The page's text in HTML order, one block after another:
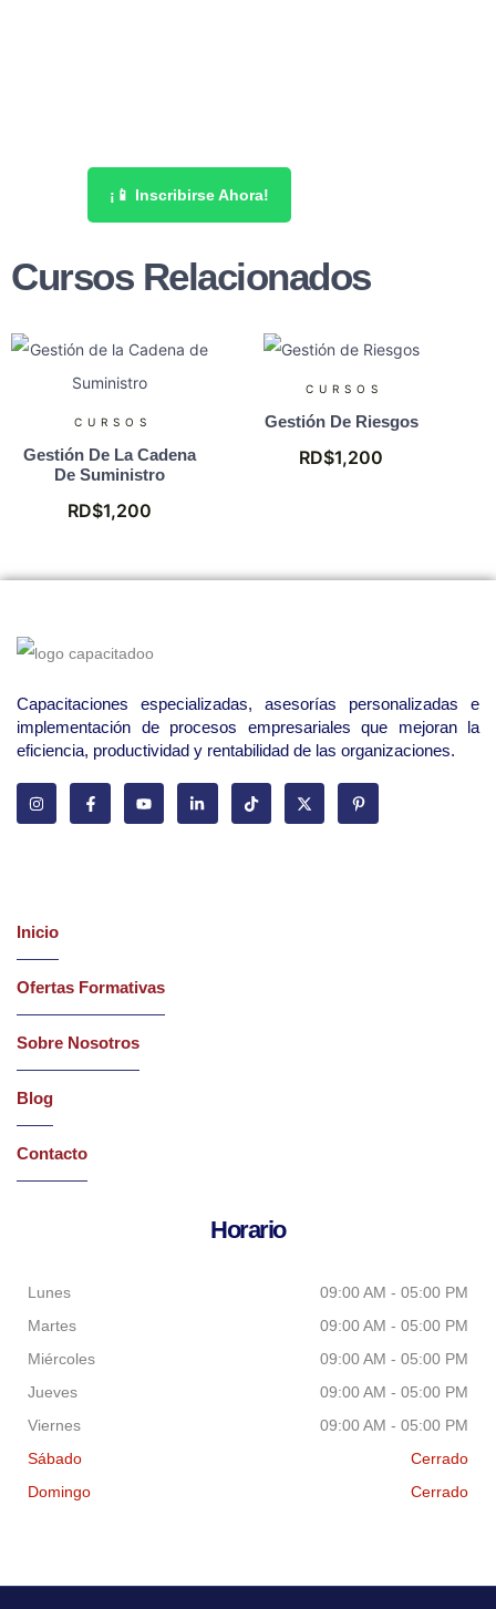
¡📱 Inscribirse Ahora!
Cursos Relacionados
CURSOS
Gestión De La Cadena
De Suministro
RD$1,200
CURSOS
Gestión De Riesgos
RD$1,200
Capacitaciones especializadas, asesorías personalizadas e
implementación de procesos empresariales que mejoran la
eficiencia, productividad y rentabilidad de las organizaciones.
Inicio
Ofertas Formativas
Sobre Nosotros
Blog
Contacto
Horario
Lunes
09:00 AM - 05:00 PM
Martes
09:00 AM - 05:00 PM
Miércoles
09:00 AM - 05:00 PM
Jueves
09:00 AM - 05:00 PM
Viernes
09:00 AM - 05:00 PM
Sábado
Cerrado
Domingo
Cerrado